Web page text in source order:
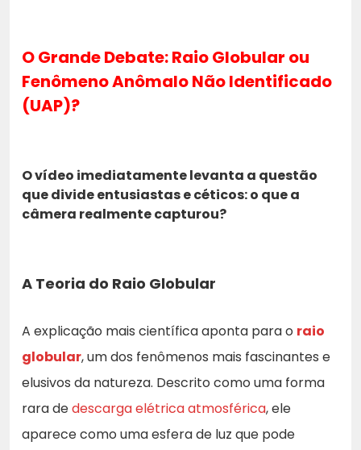
O Grande Debate: Raio Globular ou
Fenômeno Anômalo Não Identificado
(UAP)?
O vídeo imediatamente levanta a questão
que divide entusiastas e céticos: o que a
câmera realmente capturou?
A Teoria do Raio Globular
A explicação mais científica aponta para o raio
globular, um dos fenômenos mais fascinantes e
elusivos da natureza. Descrito como uma forma
rara dedescarga elétrica atmosférica, ele
aparece como uma esfera de luz que pode